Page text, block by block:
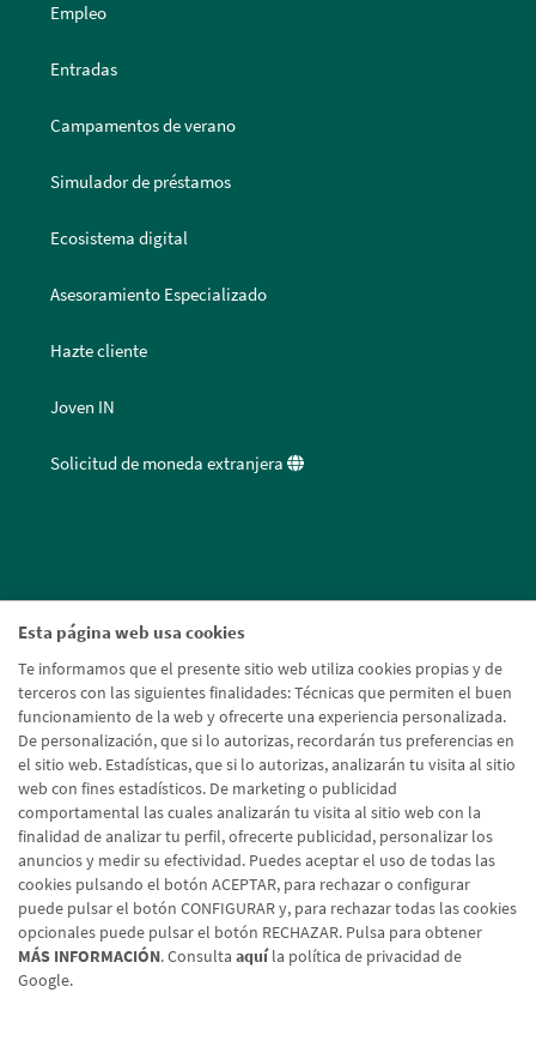
Esta página web usa cookies
Te informamos que el presente sitio web utiliza cookies propias y de
terceros con las siguientes finalidades: Técnicas que permiten el buen
funcionamiento de la web y ofrecerte una experiencia personalizada.
De personalización, que si lo autorizas, recordarán tus preferencias en
el sitio web. Estadísticas, que si lo autorizas, analizarán tu visita al sitio
web con fines estadísticos. De marketing o publicidad
comportamental las cuales analizarán tu visita al sitio web con la
finalidad de analizar tu perfil, ofrecerte publicidad, personalizar los
anuncios y medir su efectividad. Puedes aceptar el uso de todas las
cookies pulsando el botón ACEPTAR, para rechazar o configurar
puede pulsar el botón CONFIGURAR y, para rechazar todas las cookies
opcionales puede pulsar el botón RECHAZAR. Pulsa para obtener
MÁS INFORMACIÓN. Consulta aquíla política de privacidad de
Google.
Empleo
Entradas
Campamentos de verano
Simulador de préstamos
Ecosistema digital
Asesoramiento Especializado
Hazte cliente
Joven IN
Solicitud de moneda extranjera
Aviso legal